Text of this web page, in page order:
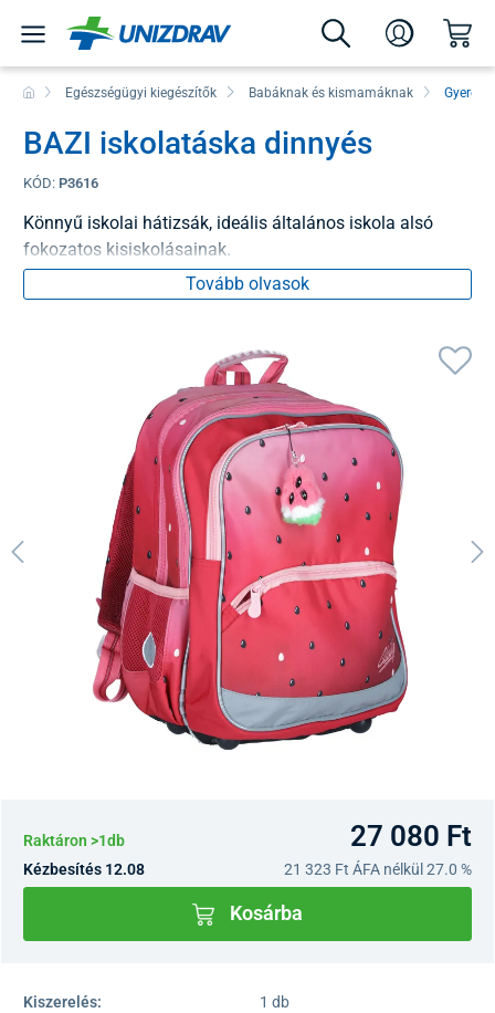
Egészségügyi kiegészítők Babáknak és kismamáknak
BAZI iskolatáska dinnyés
KÓD: P3616
Könnyű iskolai hátizsák, ideális általános iskola alsó
fokozatos kisiskolásainak.
Tovább olvasok
Raktáron >1db 27 080 Ft
Kézbesítés 12.08 21 323 Ft ÁFA nélkül 27.0 %
Kosárba
Kiszerelés:
1 db